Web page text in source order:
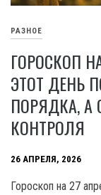
РАЗНОЕ
ГОРОСКОП
ЭТОТ ДЕНЬ
ПОРЯДКА, А
КОНТРОЛЯ
26 АПРЕЛЯ, 2026
Гороскоп на 27